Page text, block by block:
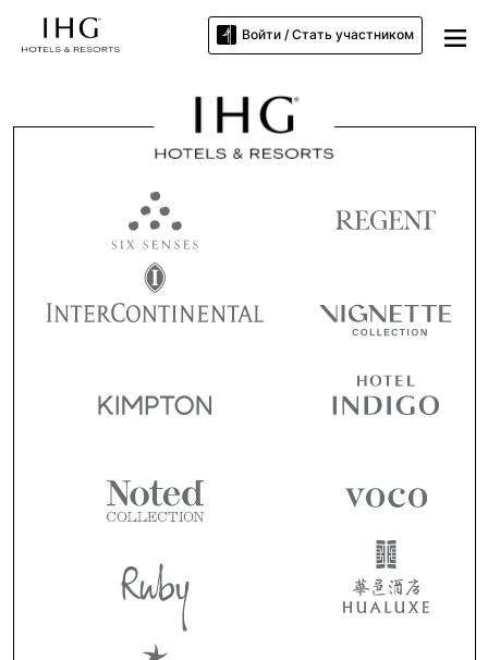
Войти / Стать участником